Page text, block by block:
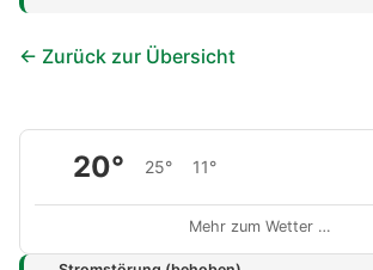
← Zurück zur Übersicht
20° 25° 11°
Mehr zum Wetter …